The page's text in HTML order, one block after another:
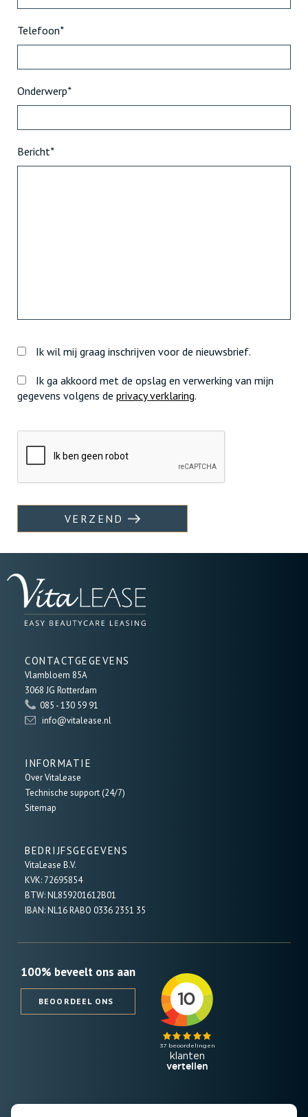
Telefoon*
Onderwerp*
Bericht*
Ik wil mij graag inschrijven voor de nieuwsbrief.
Ik ga akkoord met de opslag en verwerking van mijn
gegevens volgens de privacy verklaring.
VERZEND
CONTACTGEGEVENS
Vlambloem 85A
3068 JG Rotterdam
085 - 130 59 91
info@vitalease.nl
INFORMATIE
Over VitaLease
Technische support (24/7)
Sitemap
BEDRIJFSGEGEVENS
VitaLease B.V.
KVK: 72695854
BTW: NL859201612B01
IBAN: NL16 RABO 0336 2351 35
100% beveelt ons aan
BEOORDEEL ONS